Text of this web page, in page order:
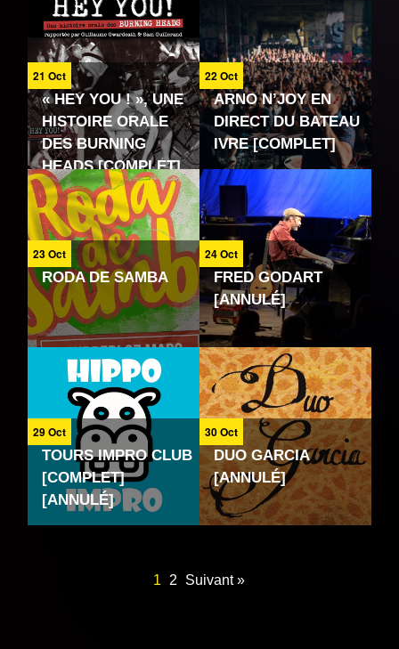
21 Oct
« HEY YOU ! », UNE
HISTOIRE ORALE
DES BURNING
HEADS [COMPLET]
22 Oct
ARNO N’JOY EN
DIRECT DU BATEAU
IVRE [COMPLET]
23 Oct
RODA DE SAMBA
24 Oct
FRED GODART
[ANNULÉ]
29 Oct
TOURS IMPRO CLUB
[COMPLET]
[ANNULÉ]
30 Oct
DUO GARCIA
[ANNULÉ]
1 2 Suivant »